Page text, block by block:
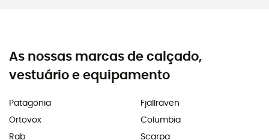
As nossas marcas de calçado,
vestuário e equipamento
Patagonia
Ortovox
Rab
Fjällräven
Columbia
Scarpa